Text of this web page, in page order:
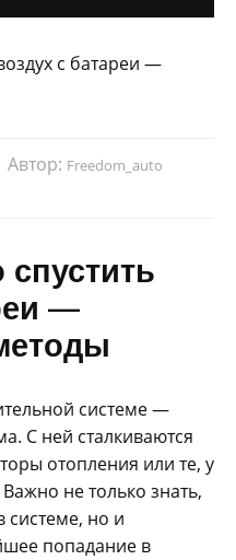
Автор: Freedom_auto
—
системе —
С ней сталкиваются
отопления или те, у
не только знать,
системе, но и
попадание в